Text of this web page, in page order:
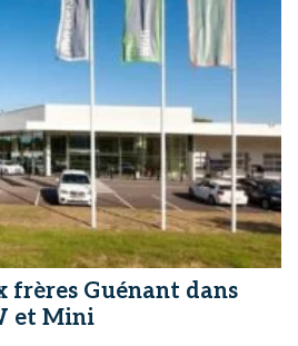
frères Guénant dans
et Mini